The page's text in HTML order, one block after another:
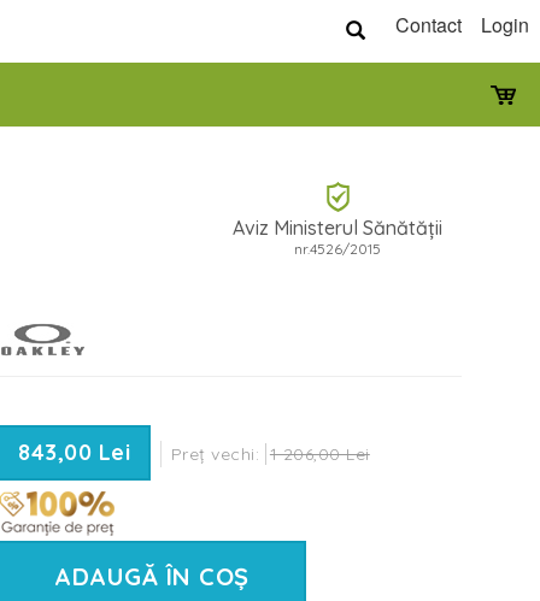
Contact Login
Aviz Ministerul Sănătății
nr.4526/2015
843,00 Lei Preț vechi: 1 206,00 Lei
ADAUGĂ ÎN COȘ